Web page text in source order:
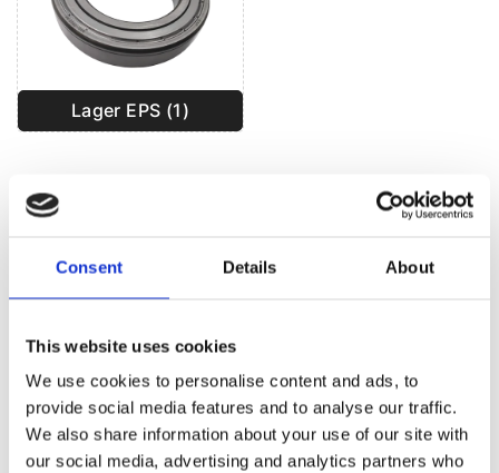
Consent Details About
This website uses cookies
We use cookies to personalise content and ads, to
provide social media features and to analyse our traffic.
We also share information about your use of our site with
our social media, advertising and analytics partners who
Lager EPS (1)